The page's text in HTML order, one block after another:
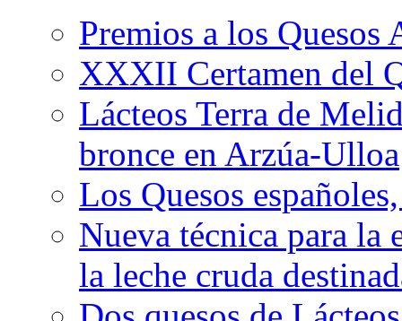
Premios a los Quesos
XXXII Certamen del
Lácteos Terra de
bronce en Arzúa-Ulloa
Los Quesos
Nueva técnica para la
la leche cruda